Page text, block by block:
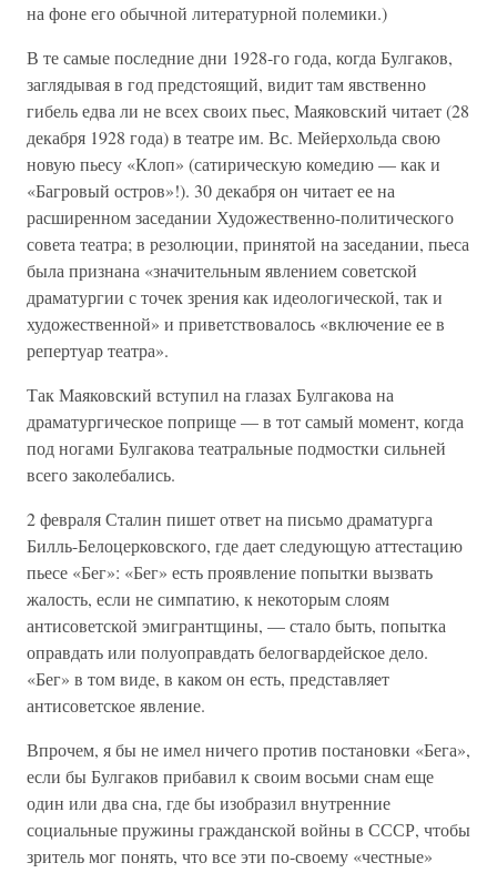
на фоне его обычной литературной полемики.)
В те самые последние дни 1928-го года, когда Булгаков,
заглядывая в год предстоящий, видит там явственно
гибель едва ли не всех своих пьес, Маяковский читает (28
декабря 1928 года) в театре им. Вс. Мейерхольда свою
новую пьесу «Клоп» (сатирическую комедию — как и
«Багровый остров»!). 30 декабря он читает ее на
расширенном заседании Художественно-политического
совета театра; в резолюции, принятой на заседании, пьеса
была признана «значительным явлением советской
драматургии с точек зрения как идеологической, так и
художественной» и приветствовалось «включение ее в
репертуар театра».
Так Маяковский вступил на глазах Булгакова на
драматургическое поприще — в тот самый момент, когда
под ногами Булгакова театральные подмостки сильней
всего заколебались.
2 февраля Сталин пишет ответ на письмо драматурга
Билль-Белоцерковского, где дает следующую аттестацию
пьесе «Бег»: «Бег» есть проявление попытки вызвать
жалость, если не симпатию, к некоторым слоям
антисоветской эмигрантщины, — стало быть, попытка
оправдать или полуоправдать белогвардейское дело.
«Бег» в том виде, в каком он есть, представляет
антисоветское явление.
Впрочем, я бы не имел ничего против постановки «Бега»,
если бы Булгаков прибавил к своим восьми снам еще
один или два сна, где бы изобразил внутренние
социальные пружины гражданской войны в СССР, чтобы
зритель мог понять, что все эти по-своему «честные»